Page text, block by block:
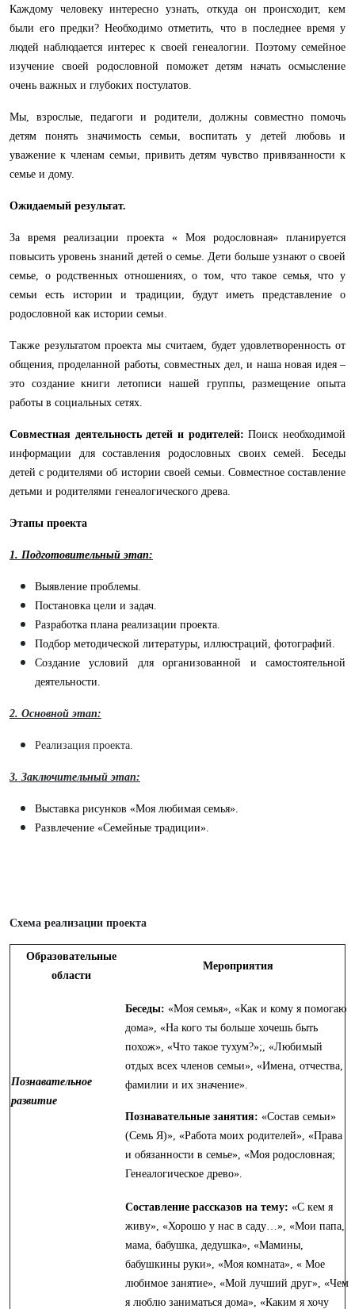
Каждому человеку интересно узнать, откуда он происходит, кем
были его предки? Необходимо отметить, что в последнее время у
людей наблюдается интерес к своей генеалогии. Поэтому семейное
изучение своей родословной поможет детям начать осмысление
очень важных и глубоких постулатов.
Мы, взрослые, педагоги и родители, должны совместно помочь
детям понять значимость семьи, воспитать у детей любовь и
уважение к членам семьи, привить детям чувство привязанности к
семье и дому.
Ожидаемый результат.
За время реализации проекта « Моя родословная» планируется
повысить уровень знаний детей о семье. Дети больше узнают о своей
семье, о родственных отношениях, о том, что такое семья, что у
семьи есть истории и традиции, будут иметь представление о
родословной как истории семьи.
Также результатом проекта мы считаем, будет удовлетворенность от
общения, проделанной работы, совместных дел, и наша новая идея –
это создание книги летописи нашей группы, размещение опыта
работы в социальных сетях.
Совместная деятельность детей и родителей: Поиск необходимой
информации для составления родословных своих семей. Беседы
детей с родителями об истории своей семьи. Совместное составление
детьми и родителями генеалогического древа.
Этапы проекта
1. Подготовительный этап:
Выявление проблемы.
Постановка цели и задач.
Разработка плана реализации проекта.
Подбор методической литературы, иллюстраций, фотографий.
Создание условий для организованной и самостоятельной
деятельности.
2. Основной этап:
Реализация проекта.
3. Заключительный этап:
Выставка рисунков «Моя любимая семья».
Развлечение «Семейные традиции».
Схема реализации проекта
Образовательные
области
Мероприятия
Познавательное
развитие
Беседы: «Моя семья», «Как и кому я помогаю
дома», «На кого ты больше хочешь быть
похож», «Что такое тухум?»;, «Любимый
отдых всех членов семьи», «Имена, отчества,
фамилии и их значение».
Познавательные занятия: «Состав семьи»
(Семь Я)», «Работа моих родителей», «Права
и обязанности в семье», «Моя родословная;
Генеалогическое древо».
Составление рассказов на тему: «С кем я
живу», «Хорошо у нас в саду…», «Мои папа,
мама, бабушка, дедушка», «Мамины,
бабушкины руки», «Моя комната», « Мое
любимое занятие», «Мой лучший друг», «Чем
я люблю заниматься дома», «Каким я хочу